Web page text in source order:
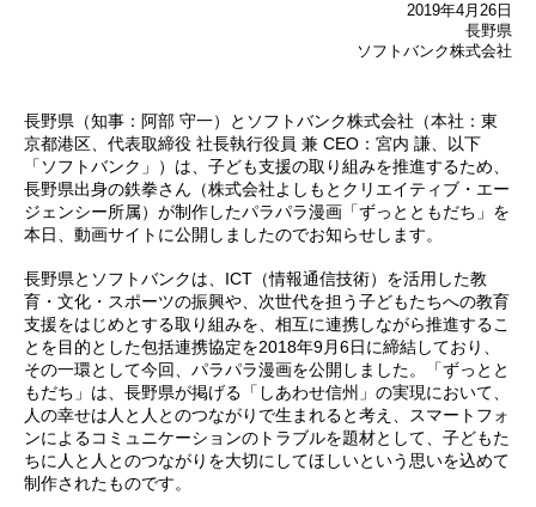
2019年4月26日
長野県
ソフトバンク株式会社
長野県（知事：阿部 守一）とソフトバンク株式会社（本社：東
京都港区、代表取締役 社長執行役員 兼 CEO：宮内 謙、以下
「ソフトバンク」）は、子ども支援の取り組みを推進するため、
長野県出身の鉄拳さん（株式会社よしもとクリエイティブ・エー
ジェンシー所属）が制作したパラパラ漫画「ずっとともだち」を
本日、動画サイトに公開しましたのでお知らせします。
長野県とソフトバンクは、ICT（情報通信技術）を活用した教
育・文化・スポーツの振興や、次世代を担う子どもたちへの教育
支援をはじめとする取り組みを、相互に連携しながら推進するこ
とを目的とした包括連携協定を2018年9月6日に締結しており、
その一環として今回、パラパラ漫画を公開しました。「ずっとと
もだち」は、長野県が掲げる「しあわせ信州」の実現において、
人の幸せは人と人とのつながりで生まれると考え、スマートフォ
ンによるコミュニケーションのトラブルを題材として、子どもた
ちに人と人とのつながりを大切にしてほしいという思いを込めて
制作されたものです。